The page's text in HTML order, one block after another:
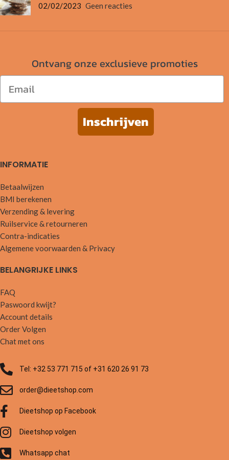
02/02/2023 Geen reacties
Ontvang onze exclusieve promoties
Email
Inschrijven
INFORMATIE
Betaalwijzen
BMI berekenen
Verzending & levering
Ruilservice & retourneren
Contra-indicaties
Algemene voorwaarden & Privacy
BELANGRIJKE LINKS
FAQ
Paswoord kwijt?
Account details
Order Volgen
Chat met ons
Tel: +32 53 771 715 of +31 620 26 91 73
order@dieetshop.com
Dieetshop op Facebook
Dieetshop volgen
Whatsapp chat